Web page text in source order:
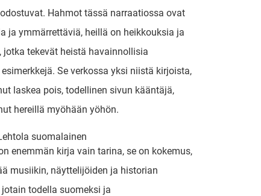
Hahmot tässä narraatiossa ovat
ja ymmärrettäviä, heillä on heikkouksia ja
jotka tekevät heistä havainnollisia
Se verkossa yksi niistä kirjoista,
laskea pois, todellinen sivun kääntäjä,
hereillä myöhään yöhön.
suomalainen
enemmän kirja vain tarina, se on kokemus,
musiikin, näyttelijöiden ja historian
todella suomeksi ja